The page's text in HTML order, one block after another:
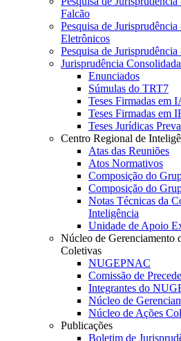
Falcão
Pesquisa de
Eletrônicos
Pesquisa de
Jurisprudência
Enunciados
Súmulas do TRT7
Teses Firmadas em
Teses Firmadas em
Teses Jurídicas
Centro Regional de
Atas das Reuniões
Atos Normativos
Composição do
Composição do
Notas Técnicas da
Inteligência
Unidade de Apoio
Núcleo de Gerenciamento
Coletivas
NUGEPNAC
Comissão de
Integrantes do
Núcleo de
Núcleo de Ações
Publicações
Boletim de